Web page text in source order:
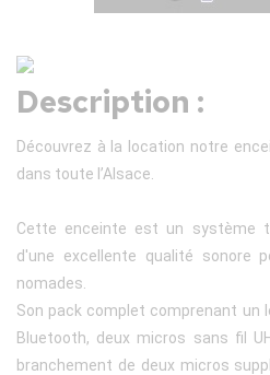
Description :
Découvrez à la location notre
dans toute l’Alsace.
Cette enceinte est un système
d'une excellente qualité sonore
nomades.
Son pack complet comprenant un
Bluetooth, deux micros sans fil
branchement de deux micros